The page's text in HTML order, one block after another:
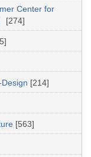
Center for
[274]
[214]
[563]